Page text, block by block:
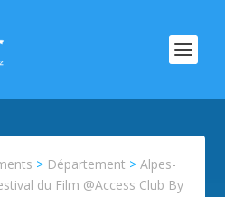
> Département >Alpes-
du Film @Access Club By